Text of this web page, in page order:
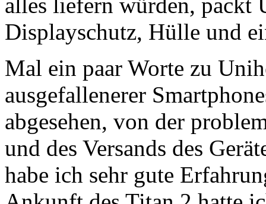
Displayschutz, Hülle und
Mal ein paar Worte zu
ausgefallenerer
abgesehen, von der
und des Versands des
habe ich sehr gute